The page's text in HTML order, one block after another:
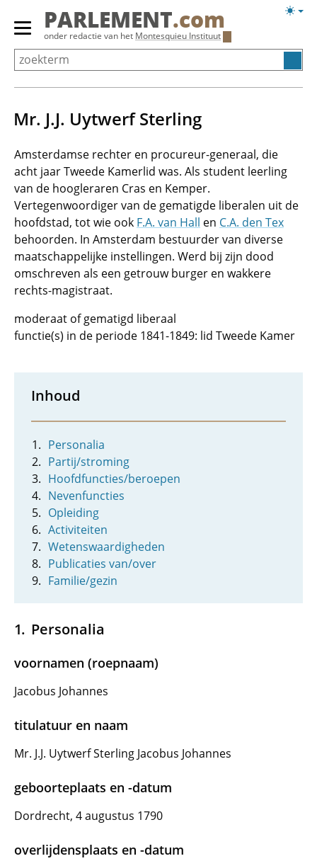
Overslaan
Primair
menu
tonen/verbergen
PARLEMENT.com
onder redactie van het Montesquieu Instituut
Mr. J.J. Uytwerf Sterling
Amsterdamse rechter en procureur-generaal, die
acht jaar Tweede Kamerlid was. Als student leerling
van de hoogleraren Cras en Kemper.
Vertegenwoordiger van de gematigde liberalen uit de
hoofdstad, tot wie ook F.A. van Hall en C.A. den Tex
behoorden. In Amsterdam bestuurder van diverse
maatschappelijke instellingen. Werd bij zijn dood
omschreven als een getrouw burger en wakkere
rechts-magistraat.
moderaat of gematigd liberaal
functie(s) in de periode 1841-1849: lid Tweede Kamer
Inhoud
Personalia
Partij/stroming
Hoofdfuncties/beroepen
Nevenfuncties
Opleiding
Activiteiten
Wetenswaardigheden
Publicaties van/over
Familie/gezin
Personalia
voornamen (roepnaam)
Jacobus Johannes
titulatuur en naam
Mr. J.J. Uytwerf Sterling Jacobus Johannes
geboorteplaats en -datum
Dordrecht, 4 augustus 1790
overlijdensplaats en -datum